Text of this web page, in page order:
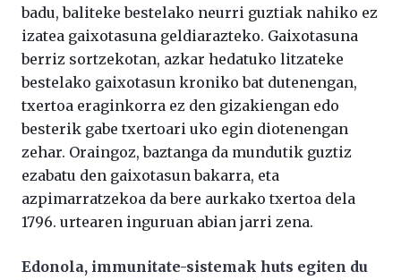
badu, baliteke bestelako neurri guztiak nahiko ez
izatea gaixotasuna geldiarazteko. Gaixotasuna
berriz sortzekotan, azkar hedatuko litzateke
bestelako gaixotasun kroniko bat dutenengan,
txertoa eraginkorra ez den gizakiengan edo
besterik gabe txertoari uko egin diotenengan
zehar. Oraingoz, baztanga da mundutik guztiz
ezabatu den gaixotasun bakarra, eta
azpimarratzekoa da bere aurkako txertoa dela
1796. urtearen inguruan abian jarri zena.
Edonola, immunitate-sistemak huts egiten du